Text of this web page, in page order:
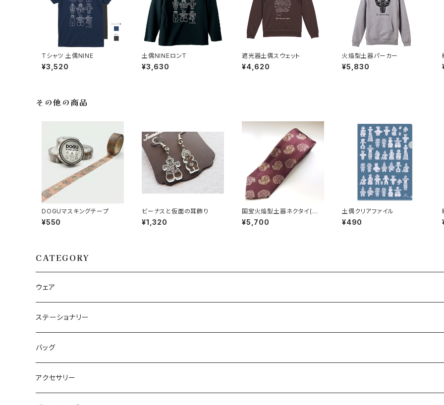
Tシャツ 土偶NINE
¥3,520
土偶NINEロンT
¥3,630
遮光器土偶スウェット
¥4,620
火焔型土器パーカー
¥5,830
その他の商品
DOGUマスキングテープ
¥550
ビーナスと仮面の耳飾り
¥1,320
国宝火焔型土器ネクタイ(ペ
イズリー)_ys04
¥5,700
土偶クリアファイル
¥490
CATEGORY
ウェア
Tシャツ
半袖Tシャツ
長袖Tシャツ
パーカー
エプロン
ステーショナリー
メモ帳、ノート
一筆箋
クリアファイル
バッグ
布バッグ
アクセサリー